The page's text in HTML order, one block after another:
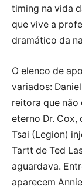
timing na vida
que vive a
dramático da
O elenco de
variados:
reitora que não
eterno Dr. Cox,
Tsai (Legion)
Tartt de Ted
aguardava.
aparecem